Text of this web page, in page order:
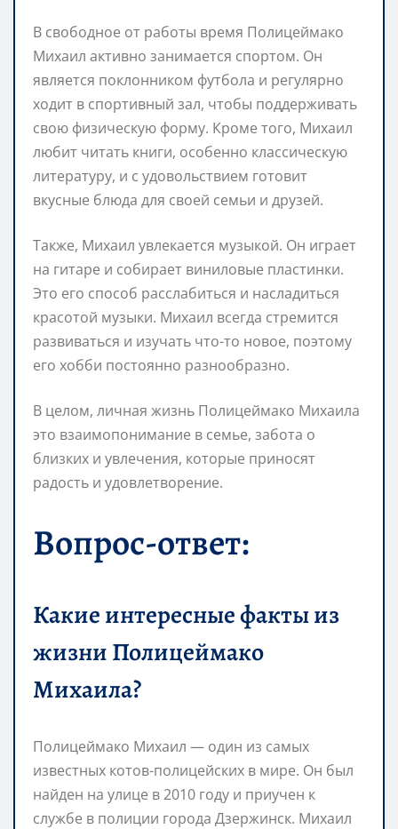
В свободное от работы время Полицеймако
Михаил активно занимается спортом. Он
является поклонником футбола и регулярно
ходит в спортивный зал, чтобы поддерживать
свою физическую форму. Кроме того, Михаил
любит читать книги, особенно классическую
литературу, и с удовольствием готовит
вкусные блюда для своей семьи и друзей.
Также, Михаил увлекается музыкой. Он играет
на гитаре и собирает виниловые пластинки.
Это его способ расслабиться и насладиться
красотой музыки. Михаил всегда стремится
развиваться и изучать что-то новое, поэтому
его хобби постоянно разнообразно.
В целом, личная жизнь Полицеймако Михаила
это взаимопонимание в семье, забота о
близких и увлечения, которые приносят
радость и удовлетворение.
Вопрос-ответ:
Какие интересные факты из
жизни Полицеймако
Михаила?
Полицеймако Михаил — один из самых
известных котов-полицейских в мире. Он был
найден на улице в 2010 году и приучен к
службе в полиции города Дзержинск. Михаил